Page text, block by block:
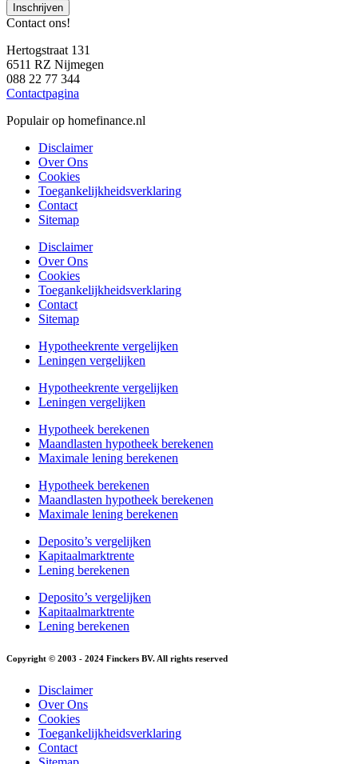
Inschrijven
Contact ons!
Hertogstraat 131
6511 RZ Nijmegen
088 22 77 344
Contactpagina
Populair op homefinance.nl
Disclaimer
Over Ons
Cookies
Toegankelijkheidsverklaring
Contact
Sitemap
Disclaimer
Over Ons
Cookies
Toegankelijkheidsverklaring
Contact
Sitemap
Hypotheekrente vergelijken
Leningen vergelijken
Hypotheekrente vergelijken
Leningen vergelijken
Hypotheek berekenen
Maandlasten hypotheek berekenen
Maximale lening berekenen
Hypotheek berekenen
Maandlasten hypotheek berekenen
Maximale lening berekenen
Deposito’s vergelijken
Kapitaalmarktrente
Lening berekenen
Deposito’s vergelijken
Kapitaalmarktrente
Lening berekenen
Copyright © 2003 - 2024 Finckers BV. All rights reserved
Disclaimer
Over Ons
Cookies
Toegankelijkheidsverklaring
Contact